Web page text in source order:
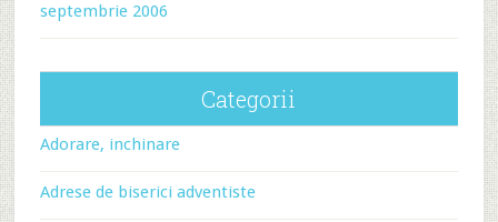
septembrie 2006
Categorii
Adorare, inchinare
Adrese de biserici adventiste